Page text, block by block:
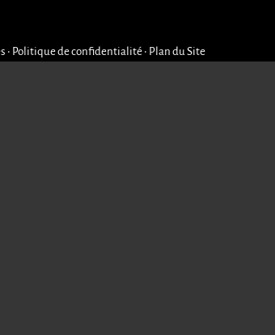
• Politique de confidentialité• Plan du Site